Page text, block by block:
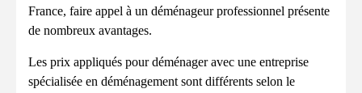
France, faire appel à un déménageur professionnel présente
de nombreux avantages.
Les prix appliqués pour déménager avec une entreprise
spécialisée en déménagement sont différents selon le